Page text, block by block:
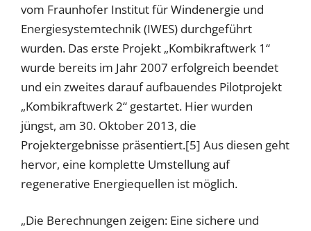
vom Fraunhofer Institut für Windenergie und
Energiesystemtechnik (IWES) durchgeführt
wurden. Das erste Projekt „Kombikraftwerk 1“
wurde bereits im Jahr 2007 erfolgreich beendet
und ein zweites darauf aufbauendes Pilotprojekt
„Kombikraftwerk 2“ gestartet. Hier wurden
jüngst, am 30. Oktober 2013, die
Projektergebnisse präsentiert.[5] Aus diesen geht
hervor, eine komplette Umstellung auf
regenerative Energiequellen ist möglich.
„Die Berechnungen zeigen: Eine sichere und